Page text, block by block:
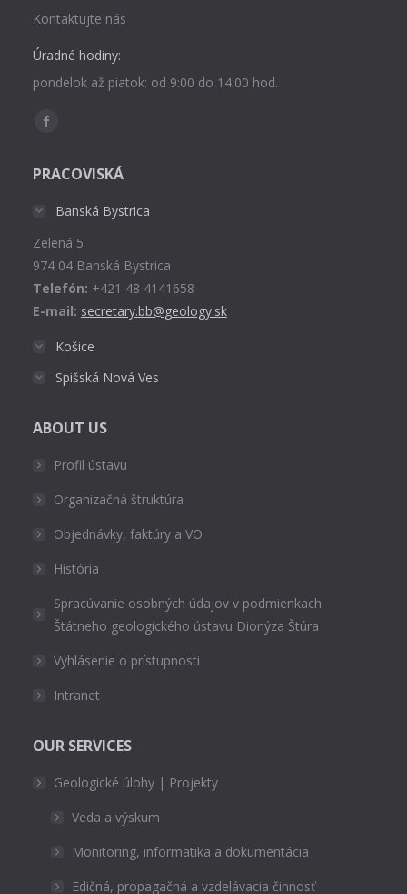
Kontaktujte nás
Úradné hodiny:
pondelok až piatok: od 9:00 do 14:00 hod.
Find us on:
Facebook
opens
window
PRACOVISKÁ
Banská Bystrica
Zelená 5
974 04 Banská Bystrica
Telefón: +421 48 4141658
E-mail: secretary.bb@geology.sk
Košice
Spišská Nová Ves
ABOUT US
Profil ústavu
Organizačná štruktúra
Objednávky, faktúry a VO
História
Spracúvanie osobných údajov v podmienkach
Štátneho geologického ústavu Dionýza Štúra
Vyhlásenie o prístupnosti
Intranet
OUR SERVICES
Geologické úlohy | Projekty
Veda a výskum
Monitoring, informatika a dokumentácia
Edičná, propagačná a vzdelávacia činnosť